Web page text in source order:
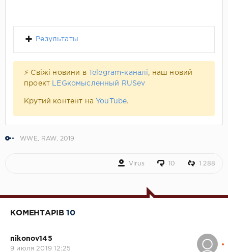
Результаты
⚡ Свіжі новини в Telegram-каналі
, наш новий
проект
LEGкомысленный RUSev
Крутий контент на YouTube.
WWE RAW 2019
Virus 10 1 288
КОМЕНТАРІВ10
nikonov145
9 июля 2019 12:25